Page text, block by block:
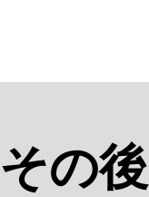
その